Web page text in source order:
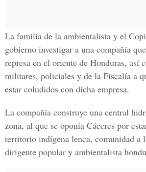
La familia de la ambientalista y el
gobierno investigar a una compañía
represa en el oriente de Honduras, así
militares, policiales y de la Fiscalía a
estar coludidos con dicha empresa.
La compañía construye una central
zona, al que se oponía Cáceres por
territorio indígena lenca, comunidad a
dirigente popular y ambientalista